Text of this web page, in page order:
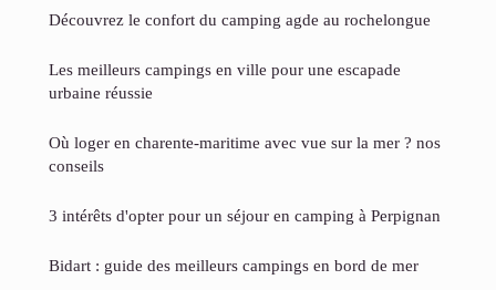
Découvrez le confort du camping agde au rochelongue
Les meilleurs campings en ville pour une escapade
urbaine réussie
Où loger en charente-maritime avec vue sur la mer ? nos
conseils
3 intérêts d'opter pour un séjour en camping à Perpignan
Bidart : guide des meilleurs campings en bord de mer